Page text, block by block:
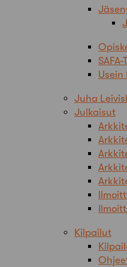
Juha
Julkaisut
Kilpailut